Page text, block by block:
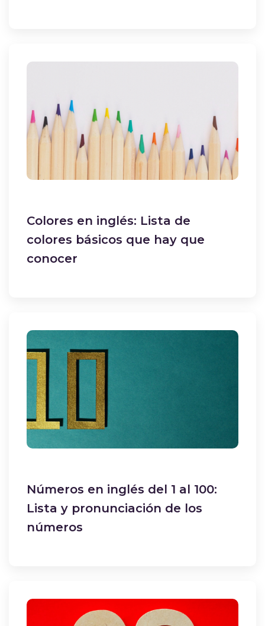
Colores en inglés: Lista de
colores básicos que hay que
conocer
Números en inglés del 1 al 100:
Lista y pronunciación de los
números